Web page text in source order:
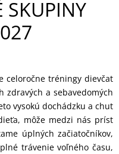
SKUPINY
celoročne tréningy dievčat
zdravých a sebavedomých
vysokú dochádzku a chuť
môže medzi nás prísť
úplných začiatočníkov,
trávenie voľného času,